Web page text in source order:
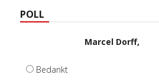
POLL
Marcel Dorff,
Bedankt